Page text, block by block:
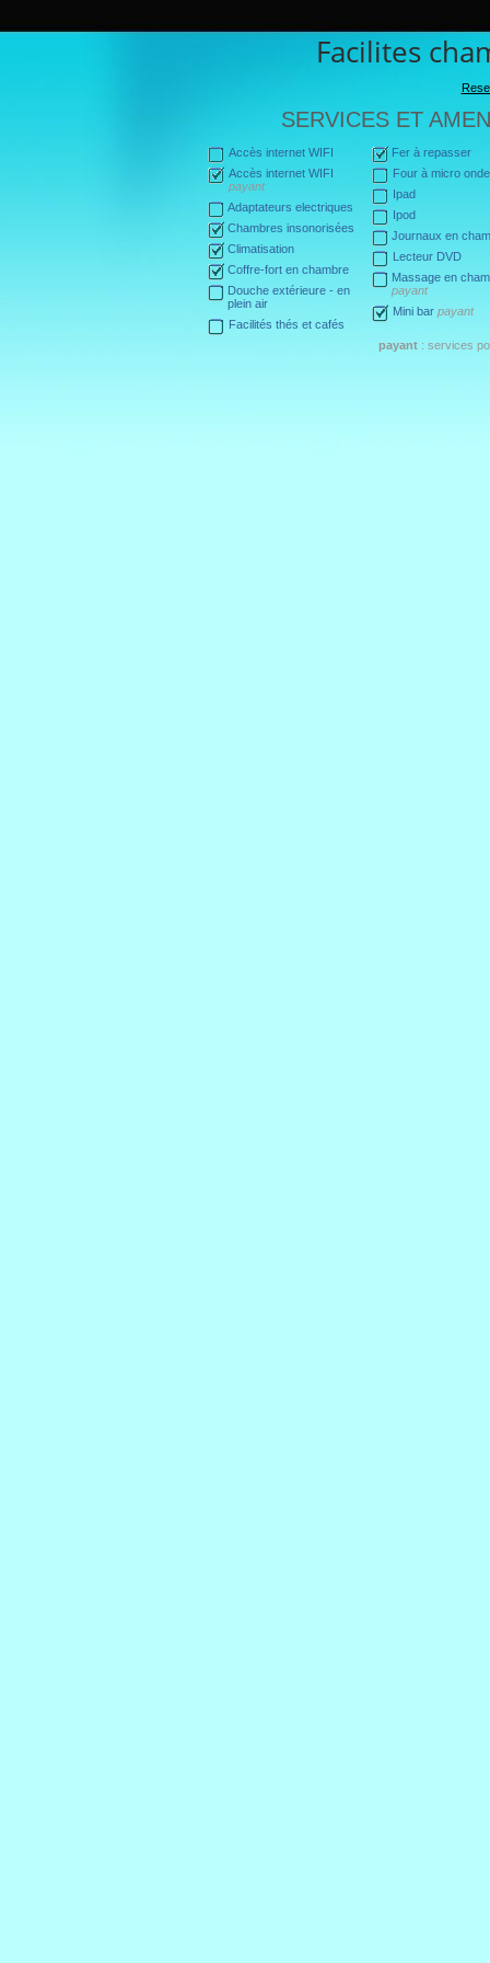
Facilites
SERVICES ET
Accès internet WIFI
Accès internet WIFI
payant
Adaptateurs electriques
Chambres insonorisées
Climatisation
Coffre-fort en chambre
Douche extérieure - en
plein air
Facilités thés et cafés
Fer à repasser
Four à micro onde
Ipad
Ipod
Journaux en
Lecteur DVD
Massage en
payant
Mini bar payant
payant : services